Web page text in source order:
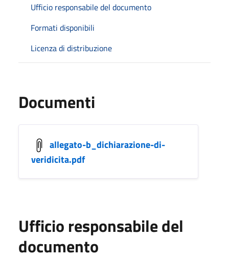
Ufficio responsabile del documento
Formati disponibili
Licenza di distribuzione
Documenti
allegato-b_dichiarazione-di-
veridicita.pdf
Ufficio responsabile del
documento